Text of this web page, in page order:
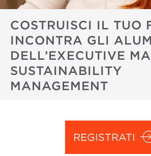
COSTRUISCI IL TUO
INCONTRA GLI
DELL’EXECUTIVE
SUSTAINABILITY
MANAGEMENT
REGISTRATI